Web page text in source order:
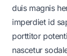
duis magnis
imperdiet id
porttitor
nascetur